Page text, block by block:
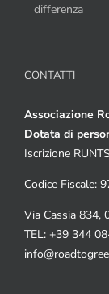
differenza
CONTATTI
Associazione
Dotata di
Iscrizione
Codice Fiscale:
Via Cassia 834,
TEL: +39 344